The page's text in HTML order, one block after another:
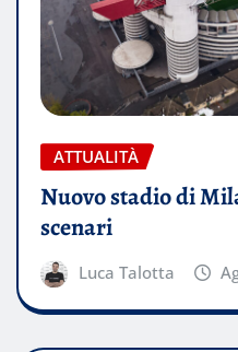
ATTUALITÀ
Nuovo stadio di
scenari
Luca Talotta